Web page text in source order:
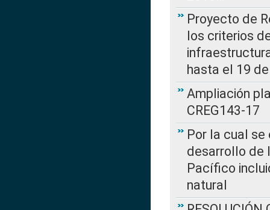
Proyecto de
los criterios
hasta el 19
Ampliación
CREG143-17
Por la cual
desarrollo de
Pacífico
natural